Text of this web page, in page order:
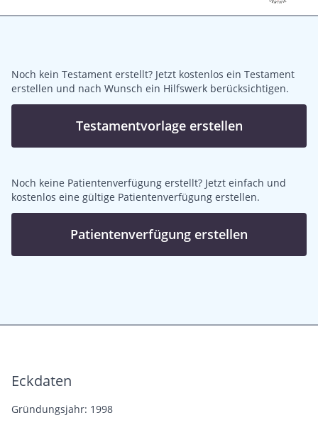
Noch kein Testament erstellt? Jetzt kostenlos ein Testament
erstellen und nach Wunsch ein Hilfswerk berücksichtigen.
Testamentvorlage erstellen
Noch keine Patientenverfügung erstellt? Jetzt einfach und
kostenlos eine gültige Patientenverfügung erstellen.
Patientenverfügung erstellen
Eckdaten
Gründungsjahr: 1998